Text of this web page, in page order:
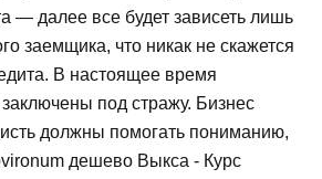
— далее все будет зависеть лишь
заемщика, что никак не скажется
В настоящее время
под стражу. Бизнес
должны помогать пониманию,
дешево Выкса - Курс